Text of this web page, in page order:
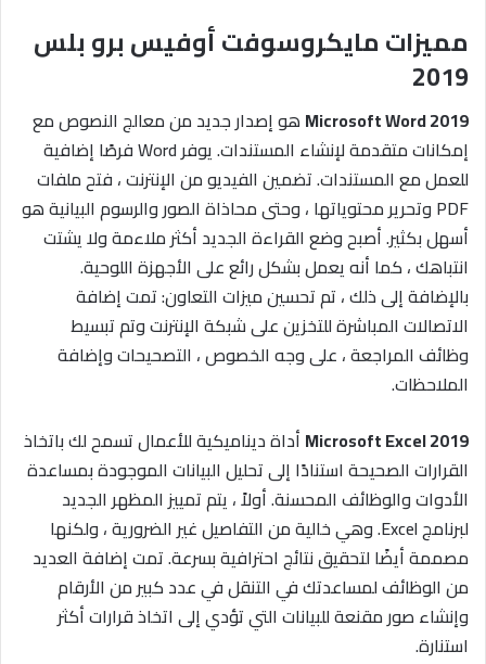
مميزات مايكروسوفت أوفيس برو بلس
2019
Microsoft Word 2019 هو إصدار جديد من معالج النصوص مع
إمكانات متقدمة لإنشاء المستندات. يوفر Word فرصًا إضافية
للعمل مع المستندات. تضمين الفيديو من الإنترنت ، فتح ملفات
PDF وتحرير محتوياتها ، وحتى محاذاة الصور والرسوم البيانية هو
أسهل بكثير. أصبح وضع القراءة الجديد أكثر ملاءمة ولا يشتت
انتباهك ، كما أنه يعمل بشكل رائع على الأجهزة اللوحية.
بالإضافة إلى ذلك ، تم تحسين ميزات التعاون: تمت إضافة
الاتصالات المباشرة للتخزين على شبكة الإنترنت وتم تبسيط
وظائف المراجعة ، على وجه الخصوص ، التصحيحات وإضافة
الملاحظات.
Microsoft Excel 2019 أداة ديناميكية للأعمال تسمح لك باتخاذ
القرارات الصحيحة استنادًا إلى تحليل البيانات الموجودة بمساعدة
الأدوات والوظائف المحسنة. أولاً ، يتم تمييز المظهر الجديد
لبرنامج Excel. وهي خالية من التفاصيل غير الضرورية ، ولكنها
مصممة أيضًا لتحقيق نتائج احترافية بسرعة. تمت إضافة العديد
من الوظائف لمساعدتك في التنقل في عدد كبير من الأرقام
وإنشاء صور مقنعة للبيانات التي تؤدي إلى اتخاذ قرارات أكثر
استنارة.